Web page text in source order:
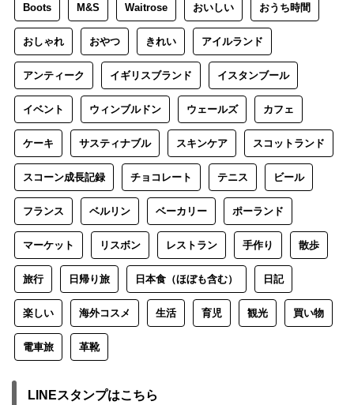
Boots M&S Waitrose おいしい おうち時間
おしゃれ おやつ きれい アイルランド
アンティーク イギリスブランド イスタンブール
イベント ウィンブルドン ウェールズ カフェ
ケーキ サスティナブル スキンケア スコットランド
スコーン成長記録 チョコレート テニス ビール
フランス ベルリン ベーカリー ポーランド
マーケット リスボン レストラン 手作り 散歩
旅行 日帰り旅 日本食（ほぼも含む） 日記
楽しい 海外コスメ 生活 育児 観光 買い物
電車旅 革靴
LINEスタンプはこちら